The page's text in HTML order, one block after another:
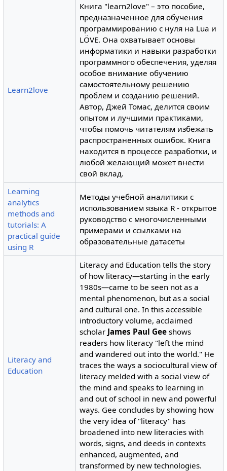
Learn2love
Книга "learn2love" – это пособие,
предназначенное для обучения
программированию с нуля на Lua и
LÖVE. Она охватывает основы
информатики и навыки разработки
программного обеспечения, уделяя
особое внимание обучению
самостоятельному решению
проблем и созданию решений.
Автор, Джей Томас, делится своим
опытом и лучшими практиками,
чтобы помочь читателям избежать
распространенных ошибок. Книга
находится в процессе разработки, и
любой желающий может внести
свой вклад.
Learning
analytics
methods and
tutorials: A
practical guide
using R
Методы учебной аналитики с
использованием языка R - открытое
руководство с многочисленными
примерами и ссылками на
образовательные датасеты
Literacy and
Education
Literacy and Education tells the story
of how literacy—starting in the early
1980s—came to be seen not as a
mental phenomenon, but as a social
and cultural one. In this accessible
introductory volume, acclaimed
scholar James Paul Gee shows
readers how literacy "left the mind
and wandered out into the world." He
traces the ways a sociocultural view of
literacy melded with a social view of
the mind and speaks to learning in
and out of school in new and powerful
ways. Gee concludes by showing how
the very idea of "literacy" has
broadened into new literacies with
words, signs, and deeds in contexts
enhanced, augmented, and
transformed by new technologies.